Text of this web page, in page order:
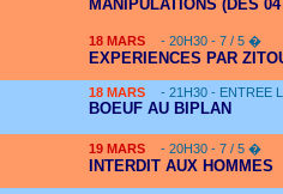
MANIPULATIONS (DES
18 MARS - 20H30 - 7 / 5 �
EXPERIENCES PAR
18 MARS - 21H30 - ENTREE
BOEUF AU BIPLAN
19 MARS - 20H30 - 7 / 5 �
INTERDIT AUX HOMMES